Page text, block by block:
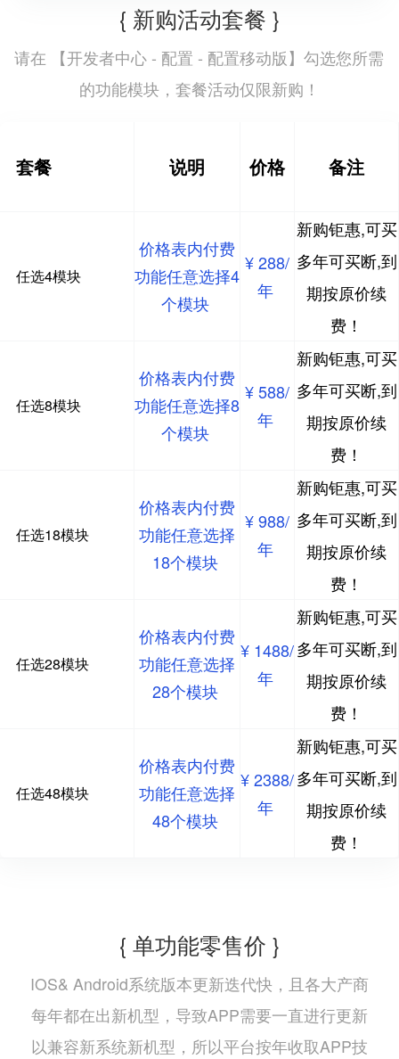
{ 新购活动套餐 }
请在 【开发者中心 - 配置 - 配置移动版】勾选您所需
的功能模块，套餐活动仅限新购！
套餐 说明 价格 备注
任选4模块
价格表内付费
功能任意选择4
个模块
¥ 288/
年
新购钜惠,可买
多年可买断,到
期按原价续
费！
任选8模块
价格表内付费
功能任意选择8
个模块
¥ 588/
年
新购钜惠,可买
多年可买断,到
期按原价续
费！
任选18模块
价格表内付费
功能任意选择
18个模块
¥ 988/
年
新购钜惠,可买
多年可买断,到
期按原价续
费！
任选28模块
价格表内付费
功能任意选择
28个模块
¥ 1488/
年
新购钜惠,可买
多年可买断,到
期按原价续
费！
任选48模块
价格表内付费
功能任意选择
48个模块
¥ 2388/
年
新购钜惠,可买
多年可买断,到
期按原价续
费！
{ 单功能零售价 }
IOS& Android系统版本更新迭代快，且各大产商
每年都在出新机型，导致APP需要一直进行更新
以兼容新系统新机型，所以平台按年收取APP技